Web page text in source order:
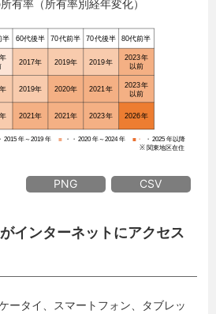
有率（所有率別経年変化）
PNG CSV
インターネットにアクセス
ータイ、スマートフォン、タブレッ